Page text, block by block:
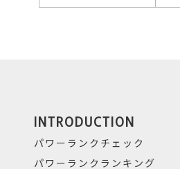
INTRODUCTION
パワーランクチェック
パワーランクランキング